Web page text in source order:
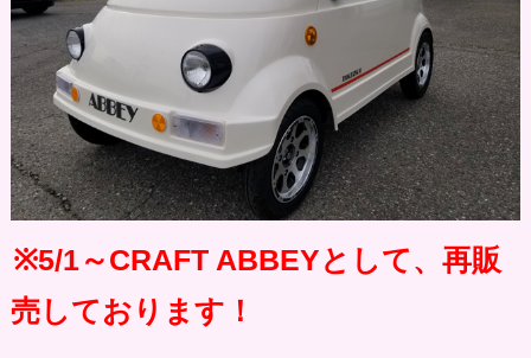
※5/1～CRAFT ABBEYとして、再販
売しております！